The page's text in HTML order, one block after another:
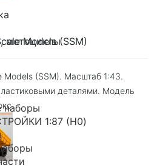
мотоциклы
наборы
1:87 (H0)
Models (SSM)
Models (SSM). Масштаб 1:43.
деталями. Модель